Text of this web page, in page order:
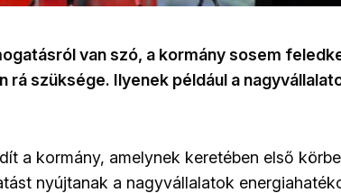
van szó, a kormány sosem
rá szüksége. Ilyenek például a
a kormány, amelynek keretében első
nyújtanak a nagyvállalatok